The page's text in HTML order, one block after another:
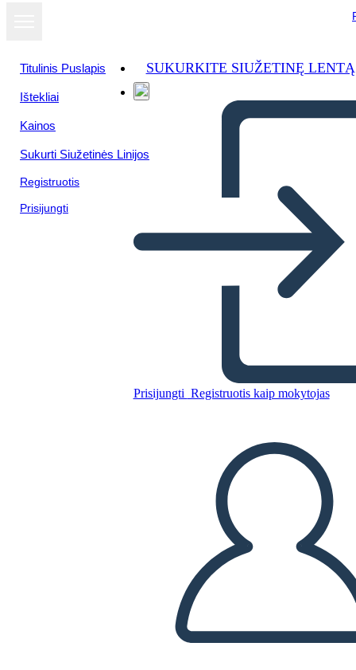
Titulinis Puslapis
Ištekliai
Kainos
Sukurti Siužetinės Linijos
Registruotis
Prisijungti
SUKURKITE SIUŽETINĘ LENTĄ
Prisijungti Registruotis kaip mokytojas
स्पेलिंग पेपर 1
SUKURTI SIUŽETINĘ LENTĄ
PALEISTI SKAIDRIŲ DEMONSTRACIJĄ
SKAITYK MAN
Žiūrėti kaip
skaidrių